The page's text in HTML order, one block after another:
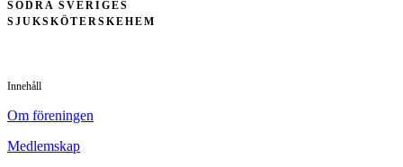
SÖDRA SVERIGES
SJUKSKÖTERSKEHEM
Innehåll
Om föreningen
Medlemskap